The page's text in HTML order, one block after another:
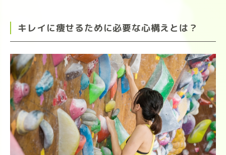
キレイに痩せるために必要な心構えとは？